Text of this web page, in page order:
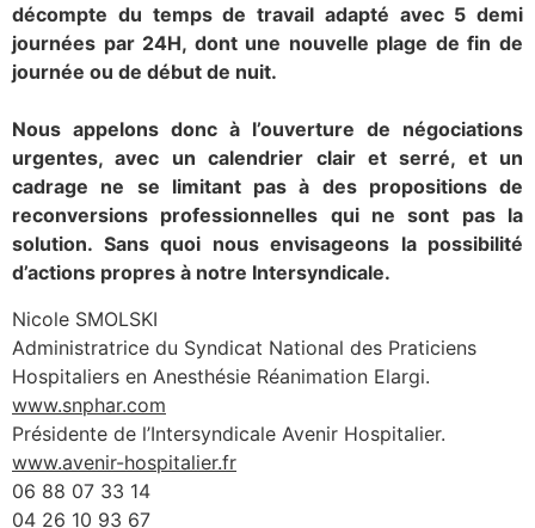
décompte du temps de travail adapté avec 5 demi
journées par 24H, dont une nouvelle plage de fin de
journée ou de début de nuit.
Nous appelons donc à l’ouverture de négociations
urgentes, avec un calendrier clair et serré, et un
cadrage ne se limitant pas à des propositions de
reconversions professionnelles qui ne sont pas la
solution. Sans quoi nous envisageons la possibilité
d’actions propres à notre Intersyndicale.
Nicole SMOLSKI
Administratrice du Syndicat National des Praticiens
Hospitaliers en Anesthésie Réanimation Elargi.
www.snphar.com
Présidente de l’Intersyndicale Avenir Hospitalier.
www.avenir-hospitalier.fr
06 88 07 33 14
04 26 10 93 67